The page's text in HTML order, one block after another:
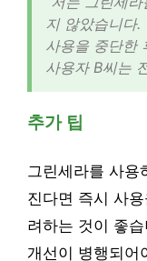
지 않았습니다.
사용을 중단한
사용자 B씨는
추가 팁
그린세라를 사용
진다면 즉시 사
려하는 것이 좋
개선이 병행되어